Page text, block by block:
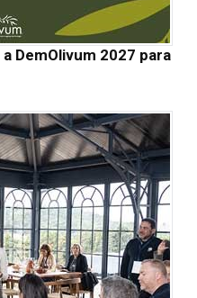
DemOlivum 2027 para